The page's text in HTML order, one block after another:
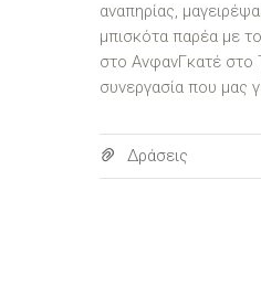
αναπηρίας,
μπισκότα παρέα με
στο ΑνφανΓκατέ στο
συνεργασία που μας
Δράσεις